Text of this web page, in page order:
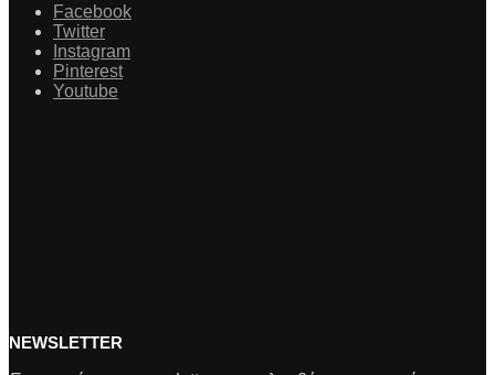
Facebook
Twitter
Instagram
Pinterest
Youtube
NEWSLETTER